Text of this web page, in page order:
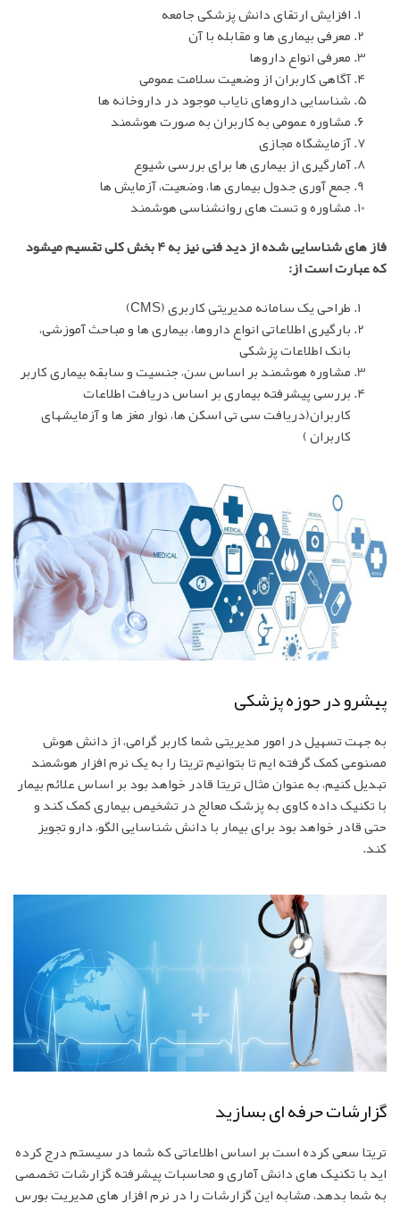
افزایش ارتقای دانش پزشکی جامعه
معرفی بیماری ها و مقابله با آن
معرفی انواع داروها
آگاهی کاربران از وضعیت سلامت عمومی
شناسایی داروهای نایاب موجود در داروخانه ها
مشاوره عمومی به کاربران به صورت هوشمند
آزمایشگاه مجازی
آمارگیری از بیماری ها برای بررسی شیوع
جمع آوری جدول بیماری ها، وضعیت، آزمایش ها
مشاوره و تست های روانشناسی هوشمند
فاز های شناسایی شده از دید فنی نیز به 4 بخش کلی تقسیم میشود
که عبارت است از:
طراحی یک سامانه مدیریتی کاربری (CMS)
بارگیری اطلاعاتی انواع داروها، بیماری ها و مباحث آموزشی،
بانک اطلاعات پزشکی
مشاوره هوشمند بر اساس سن، جنسیت و سابقه بیماری کاربر
بررسی پیشرفته بیماری بر اساس دریافت اطلاعات
کاربران(دریافت سی تی اسکن ها، نوار مغز ها و آزمایشهای
کاربران )
پیشرو در حوزه پزشکی
به جهت تسهیل در امور مدیریتی شما کاربر گرامی، از دانش هوش
مصنوعی کمک گرفته ایم تا بتوانیم تریتا را به یک نرم افزار هوشمند
تبدیل کنیم، به عنوان مثال تریتا قادر خواهد بود بر اساس علائم بیمار
با تکنیک داده کاوی به پزشک معالج در تشخیص بیماری کمک کند و
حتی قادر خواهد بود برای بیمار با دانش شناسایی الگو، دارو تجویز
کند.
گزارشات حرفه ای بسازید
تریتا سعی کرده است بر اساس اطلاعاتی که شما در سیستم درج کرده
اید با تکنیک های دانش آماری و محاسبات پیشرفته گزارشات تخصصی
به شما بدهد، مشابه این گزارشات را در نرم افزار های مدیریت بورس